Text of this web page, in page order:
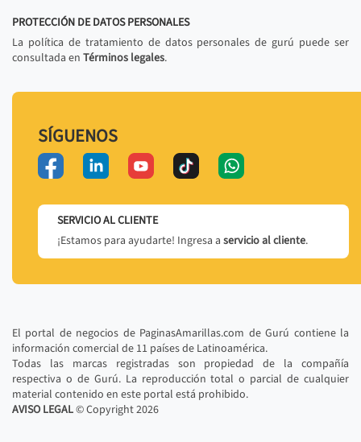
PROTECCIÓN DE DATOS PERSONALES
La política de tratamiento de datos personales de gurú puede ser
consultada en Términos legales.
SÍGUENOS
SERVICIO AL CLIENTE
¡Estamos para ayudarte! Ingresa a servicio al cliente.
El portal de negocios de PaginasAmarillas.com de Gurú contiene la
información comercial de 11 países de Latinoamérica.
Todas las marcas registradas son propiedad de la compañía
respectiva o de Gurú. La reproducción total o parcial de cualquier
material contenido en este portal está prohibido.
AVISO LEGAL© Copyright2026